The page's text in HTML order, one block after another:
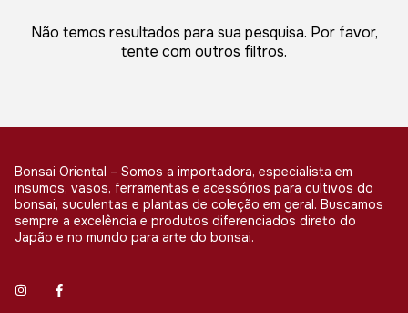
Não temos resultados para sua pesquisa. Por favor,
tente com outros filtros.
Bonsai Oriental – Somos a importadora, especialista em
insumos, vasos, ferramentas e acessórios para cultivos do
bonsai, suculentas e plantas de coleção em geral. Buscamos
sempre a excelência e produtos diferenciados direto do
Japão e no mundo para arte do bonsai.